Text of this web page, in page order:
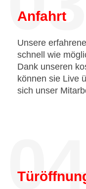
Anfahrt
Unsere
schnell wie
Dank unseren
können sie Live
sich unser